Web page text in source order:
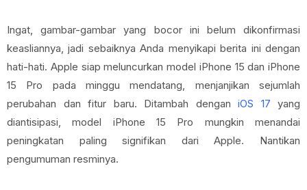
Ingat, gambar-gambar yang bocor ini belum dikonfirmasi
keasliannya, jadi sebaiknya Anda menyikapi berita ini dengan
hati-hati. Apple siap meluncurkan model iPhone 15 dan iPhone
15 Pro pada minggu mendatang, menjanjikan sejumlah
perubahan dan fitur baru. Ditambah dengan iOS 17 yang
diantisipasi, model iPhone 15 Pro mungkin menandai
peningkatan paling signifikan dari Apple. Nantikan
pengumuman resminya.